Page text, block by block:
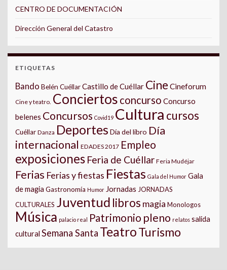
CENTRO DE DOCUMENTACIÓN
Dirección General del Catastro
ETIQUETAS
Bando Belén CuéllarCastillo de Cuéllar Cine Cineforum
Cine y teatro. Conciertos concurso Concurso
belenes Concursos Covid19 Cultura cursos
Cuéllar Danza Deportes Día del libro Día
internacional EDADES 2017 Empleo
exposiciones Feria de Cuéllar Feria Mudéjar
Ferias Ferias y fiestas Fiestas Gala del Humor Gala
de magia Gastronomía Humor Jornadas JORNADAS
CULTURALES Juventud libros magia Monologos
Música palacio real Patrimonio pleno relatos salida
cultural Semana Santa TeatroTurismo